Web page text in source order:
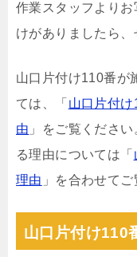
作業スタッフより
けがありましたら、
山口片付け110番が
ては、「 山口片付
由 」をご覧くださ
る理由については「
理由 」を合わせてご
山口片付け110